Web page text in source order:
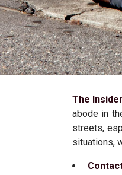
The
abode in
streets,
situations,